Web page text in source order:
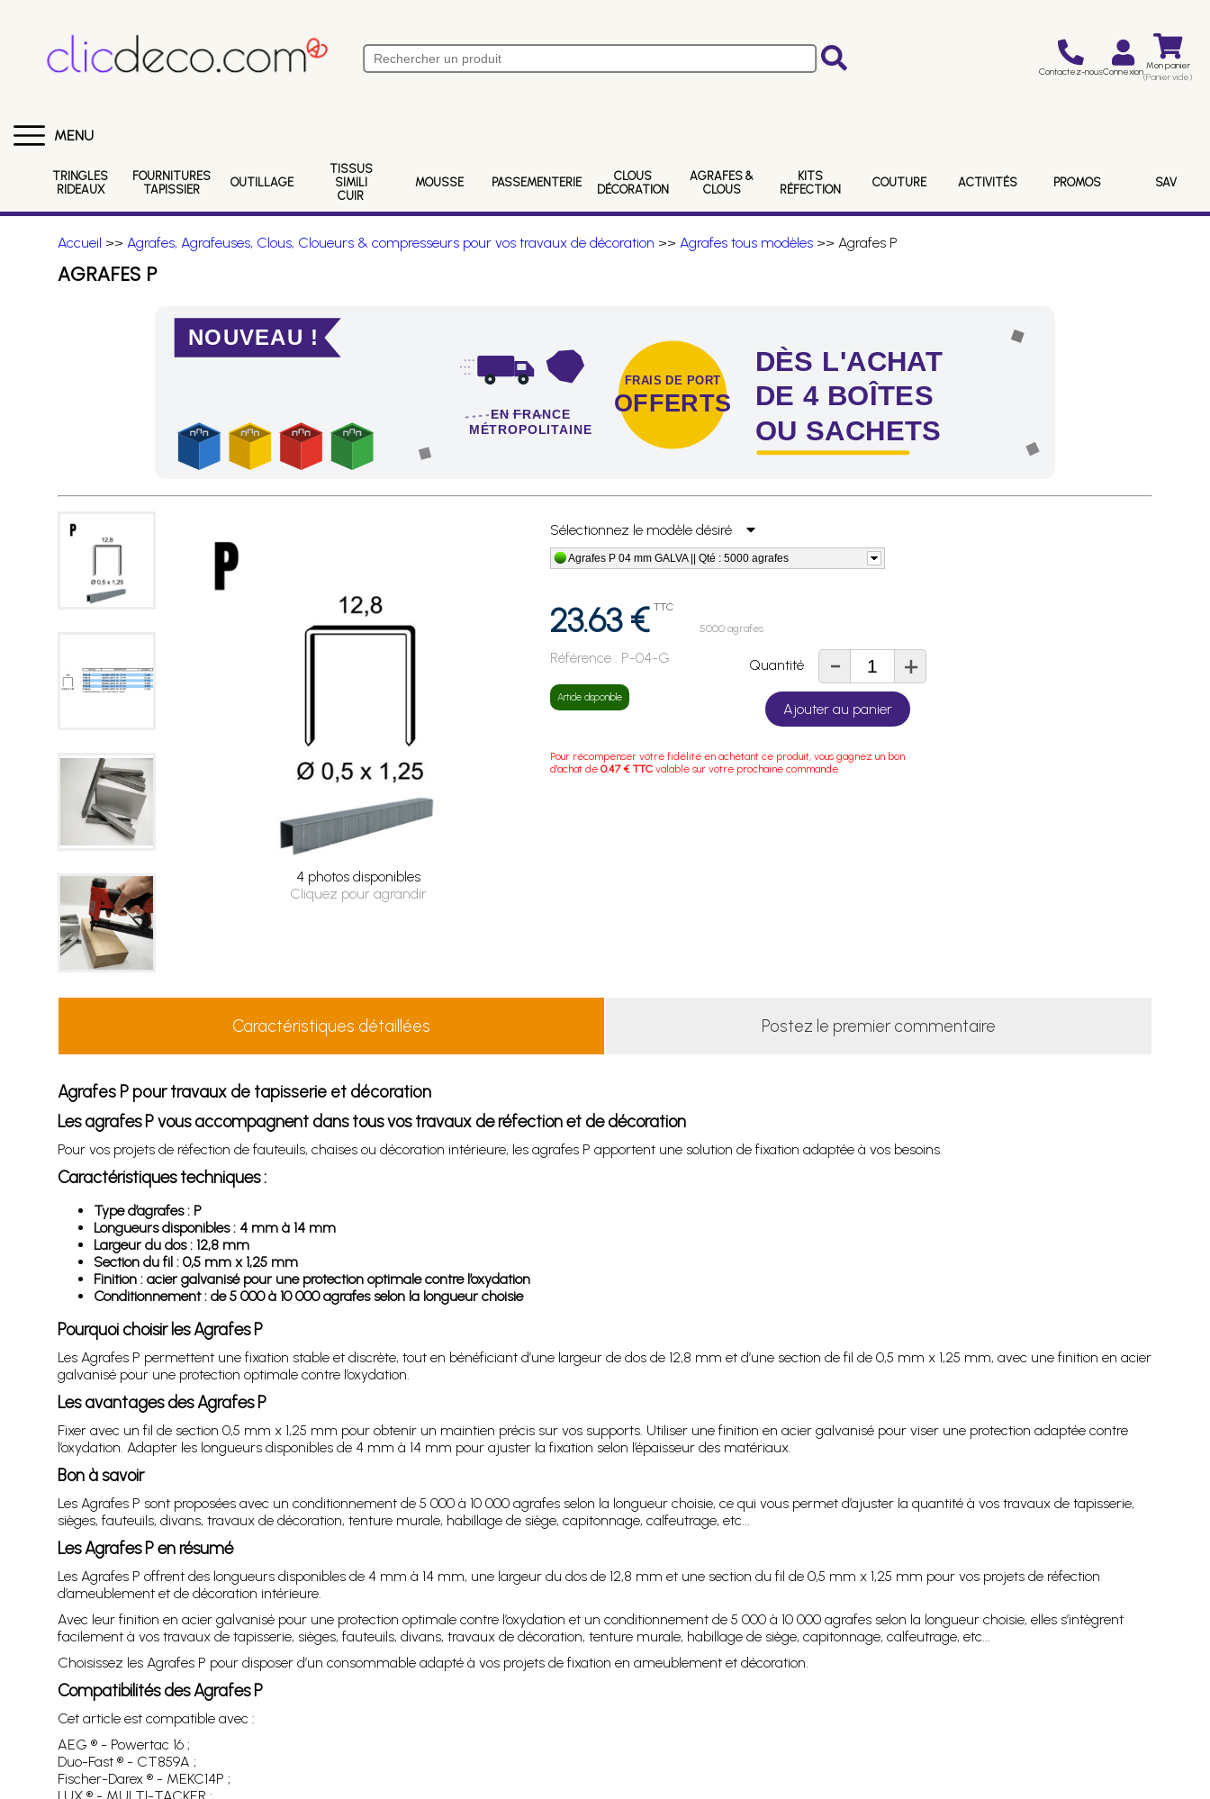
Contactez-nousConnexion Mon panier
(Panier vide)
MENU
TRINGLES
RIDEAUX
FOURNITURES
TAPISSIER
OUTILLAGE
TISSUS
SIMILI
CUIR
MOUSSE PASSEMENTERIE
CLOUS
DÉCORATION
AGRAFES &
CLOUS
KITS
RÉFECTION
COUTURE ACTIVITÉS PROMOS SAV
Accueil >> Agrafes, Agrafeuses, Clous, Cloueurs & compresseurs pour vos travaux de décoration >> Agrafes tous modèles>> Agrafes P
AGRAFES P
NOUVEAU !
EN FRANCE
MÉTROPOLITAINE
FRAIS DE PORT
OFFERTS
DÈS L'ACHAT
DE 4 BOÎTES
OU SACHETS
Frais de port offerts en France métropolitaine dès l'achat de 4 sachets ou boîtes d'agrafes ou de pointes !
4 photos disponibles
Cliquez pour agrandir
Sélectionnez le modèle désiré
Agrafes P 04 mm GALVA || Qté : 5000 agrafes
23.63 € TTC
5000 agrafes
Référence : P-04-G
Article disponible
Quantité - +
Ajouter au panier
Pour récompenser votre fidélité en achetant ce produit, vous gagnez un bon
d'achat de0.47 € TTC valable sur votre prochaine commande.
Caractéristiques détaillées Postez le premier commentaire
Agrafes P pour travaux de tapisserie et décoration
Les agrafes P vous accompagnent dans tous vos travaux de réfection et de décoration
Pour vos projets de réfection de fauteuils, chaises ou décoration intérieure, les agrafes P apportent une solution de fixation adaptée à vos besoins.
Caractéristiques techniques :
Type d’agrafes : P
Longueurs disponibles : 4 mm à 14 mm
Largeur du dos : 12,8 mm
Section du fil : 0,5 mm x 1,25 mm
Finition : acier galvanisé pour une protection optimale contre l’oxydation
Conditionnement : de 5 000 à 10 000 agrafes selon la longueur choisie
Pourquoi choisir les Agrafes P
Les Agrafes P permettent une fixation stable et discrète, tout en bénéficiant d’une largeur de dos de 12,8 mm et d’une section de fil de 0,5 mm x 1,25 mm, avec une finition en acier
galvanisé pour une protection optimale contre l’oxydation.
Les avantages des Agrafes P
Fixer avec un fil de section 0,5 mm x 1,25 mm pour obtenir un maintien précis sur vos supports. Utiliser une finition en acier galvanisé pour viser une protection adaptée contre
l’oxydation. Adapter les longueurs disponibles de 4 mm à 14 mm pour ajuster la fixation selon l’épaisseur des matériaux.
Bon à savoir
Les Agrafes P sont proposées avec un conditionnement de 5 000 à 10 000 agrafes selon la longueur choisie, ce qui vous permet d’ajuster la quantité à vos travaux de tapisserie,
sièges, fauteuils, divans, travaux de décoration, tenture murale, habillage de siège, capitonnage, calfeutrage, etc...
Les Agrafes P en résumé
Les Agrafes P offrent des longueurs disponibles de 4 mm à 14 mm, une largeur du dos de 12,8 mm et une section du fil de 0,5 mm x 1,25 mm pour vos projets de réfection
d’ameublement et de décoration intérieure.
Avec leur finition en acier galvanisé pour une protection optimale contre l’oxydation et un conditionnement de 5 000 à 10 000 agrafes selon la longueur choisie, elles s’intègrent
facilement à vos travaux de tapisserie, sièges, fauteuils, divans, travaux de décoration, tenture murale, habillage de siège, capitonnage, calfeutrage, etc...
Choisissez les Agrafes P pour disposer d’un consommable adapté à vos projets de fixation en ameublement et décoration.
Compatibilités des Agrafes P
Cet article est compatible avec :
AEG ® - Powertac 16 ;
Duo-Fast ® - CT859A ;
Fischer-Darex ® - MEKC14P ;
LUX ® - MULTI-TACKER ;